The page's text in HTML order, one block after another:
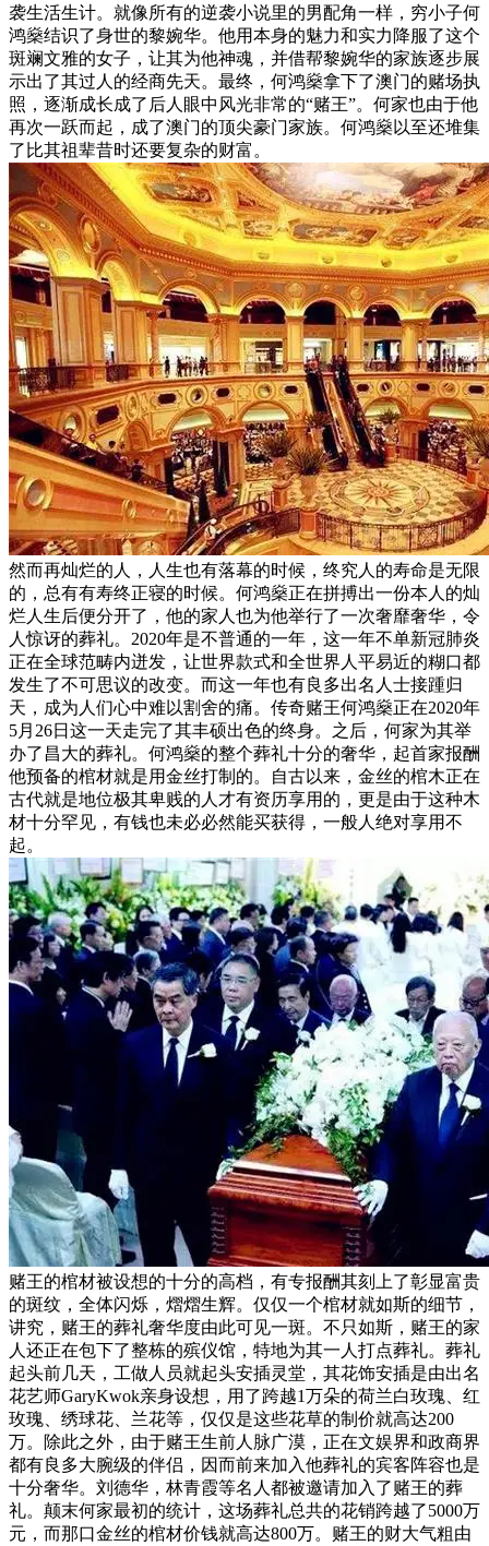
袭生活生计。就像所有的逆袭小说里的男配角一样，穷小子何
鸿燊结识了身世的黎婉华。他用本身的魅力和实力降服了这个
斑斓文雅的女子，让其为他神魂，并借帮黎婉华的家族逐步展
示出了其过人的经商先天。最终，何鸿燊拿下了澳门的赌场执
照，逐渐成长成了后人眼中风光非常的“赌王”。何家也由于他
再次一跃而起，成了澳门的顶尖豪门家族。何鸿燊以至还堆集
了比其祖辈昔时还要复杂的财富。
然而再灿烂的人，人生也有落幕的时候，终究人的寿命是无限
的，总有有寿终正寝的时候。何鸿燊正在拼搏出一份本人的灿
烂人生后便分开了，他的家人也为他举行了一次奢靡奢华，令
人惊讶的葬礼。2020年是不普通的一年，这一年不单新冠肺炎
正在全球范畴内迸发，让世界款式和全世界人平易近的糊口都
发生了不可思议的改变。而这一年也有良多出名人士接踵归
天，成为人们心中难以割舍的痛。传奇赌王何鸿燊正在2020年
5月26日这一天走完了其丰硕出色的终身。之后，何家为其举
办了昌大的葬礼。何鸿燊的整个葬礼十分的奢华，起首家报酬
他预备的棺材就是用金丝打制的。自古以来，金丝的棺木正在
古代就是地位极其卑贱的人才有资历享用的，更是由于这种木
材十分罕见，有钱也未必必然能买获得，一般人绝对享用不
起。
赌王的棺材被设想的十分的高档，有专报酬其刻上了彰显富贵
的斑纹，全体闪烁，熠熠生辉。仅仅一个棺材就如斯的细节，
讲究，赌王的葬礼奢华度由此可见一斑。不只如斯，赌王的家
人还正在包下了整栋的殡仪馆，特地为其一人打点葬礼。葬礼
起头前几天，工做人员就起头安插灵堂，其花饰安插是由出名
花艺师GaryKwok亲身设想，用了跨越1万朵的荷兰白玫瑰、红
玫瑰、绣球花、兰花等，仅仅是这些花草的制价就高达200
万。除此之外，由于赌王生前人脉广漠，正在文娱界和政商界
都有良多大腕级的伴侣，因而前来加入他葬礼的宾客阵容也是
十分奢华。刘德华，林青霞等名人都被邀请加入了赌王的葬
礼。颠末何家最初的统计，这场葬礼总共的花销跨越了5000万
元，而那口金丝的棺材价钱就高达800万。赌王的财大气粗由